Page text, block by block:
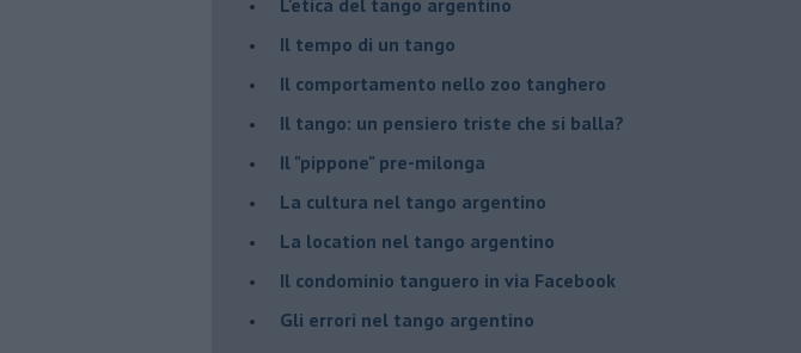
Il tempo di un tango
Il comportamento nello zoo tanghero
Il tango: un pensiero triste che si balla?
Il "pippone" pre-milonga
La cultura nel tango argentino
La location nel tango argentino
Il condominio tanguero in via Facebook
Gli errori nel tango argentino